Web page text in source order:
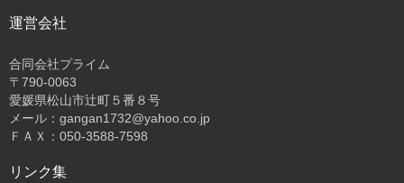
運営会社
合同会社プライム
〒 790-0063
愛媛県松山市辻町５番８号
メール：gangan1732@yahoo.co.jp
ＦＡＸ：050-3588-7598
リンク集